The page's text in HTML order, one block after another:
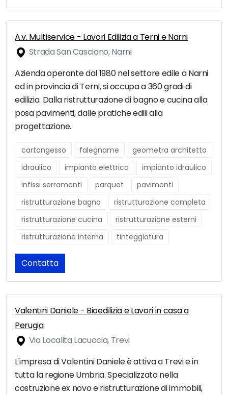
A.v. Multiservice - Lavori Edilizia a Terni e Narni
Strada San Casciano, Narni
Azienda operante dal 1980 nel settore edile a Narni
ed in provincia di Terni, si occupa a 360 gradi di
edilizia. Dalla ristrutturazione di bagno e cucina alla
posa pavimenti, dalle pratiche edili alla
progettazione.
cartongesso falegname
geometra architetto
idraulico
impianto elettrico
impianto idraulico
infissi serramenti
parquet
pavimenti
ristrutturazione bagno
ristrutturazione completa
ristrutturazione cucina
ristrutturazione esterni
ristrutturazione interna
tinteggiatura
Contatta
Valentini Daniele - Bioedilizia e Lavori in casa a
Perugia
Via Localita Lacuccia, Trevi
L'impresa di Valentini Daniele è attiva a Trevi e in
tutta la regione Umbria. Specializzato nella
costruzione ex novo e ristrutturazione di immobili,